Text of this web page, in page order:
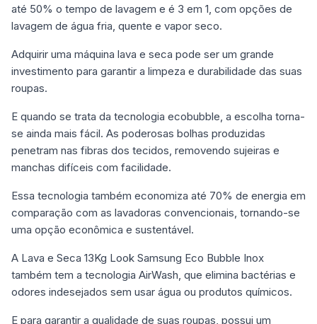
até 50% o tempo de lavagem e é 3 em 1, com opções de
lavagem de água fria, quente e vapor seco.
Adquirir uma máquina lava e seca pode ser um grande
investimento para garantir a limpeza e durabilidade das suas
roupas.
E quando se trata da tecnologia ecobubble, a escolha torna-
se ainda mais fácil. As poderosas bolhas produzidas
penetram nas fibras dos tecidos, removendo sujeiras e
manchas difíceis com facilidade.
Essa tecnologia também economiza até 70% de energia em
comparação com as lavadoras convencionais, tornando-se
uma opção econômica e sustentável.
A Lava e Seca 13Kg Look Samsung Eco Bubble Inox
também tem a tecnologia AirWash, que elimina bactérias e
odores indesejados sem usar água ou produtos químicos.
E para garantir a qualidade de suas roupas, possui um